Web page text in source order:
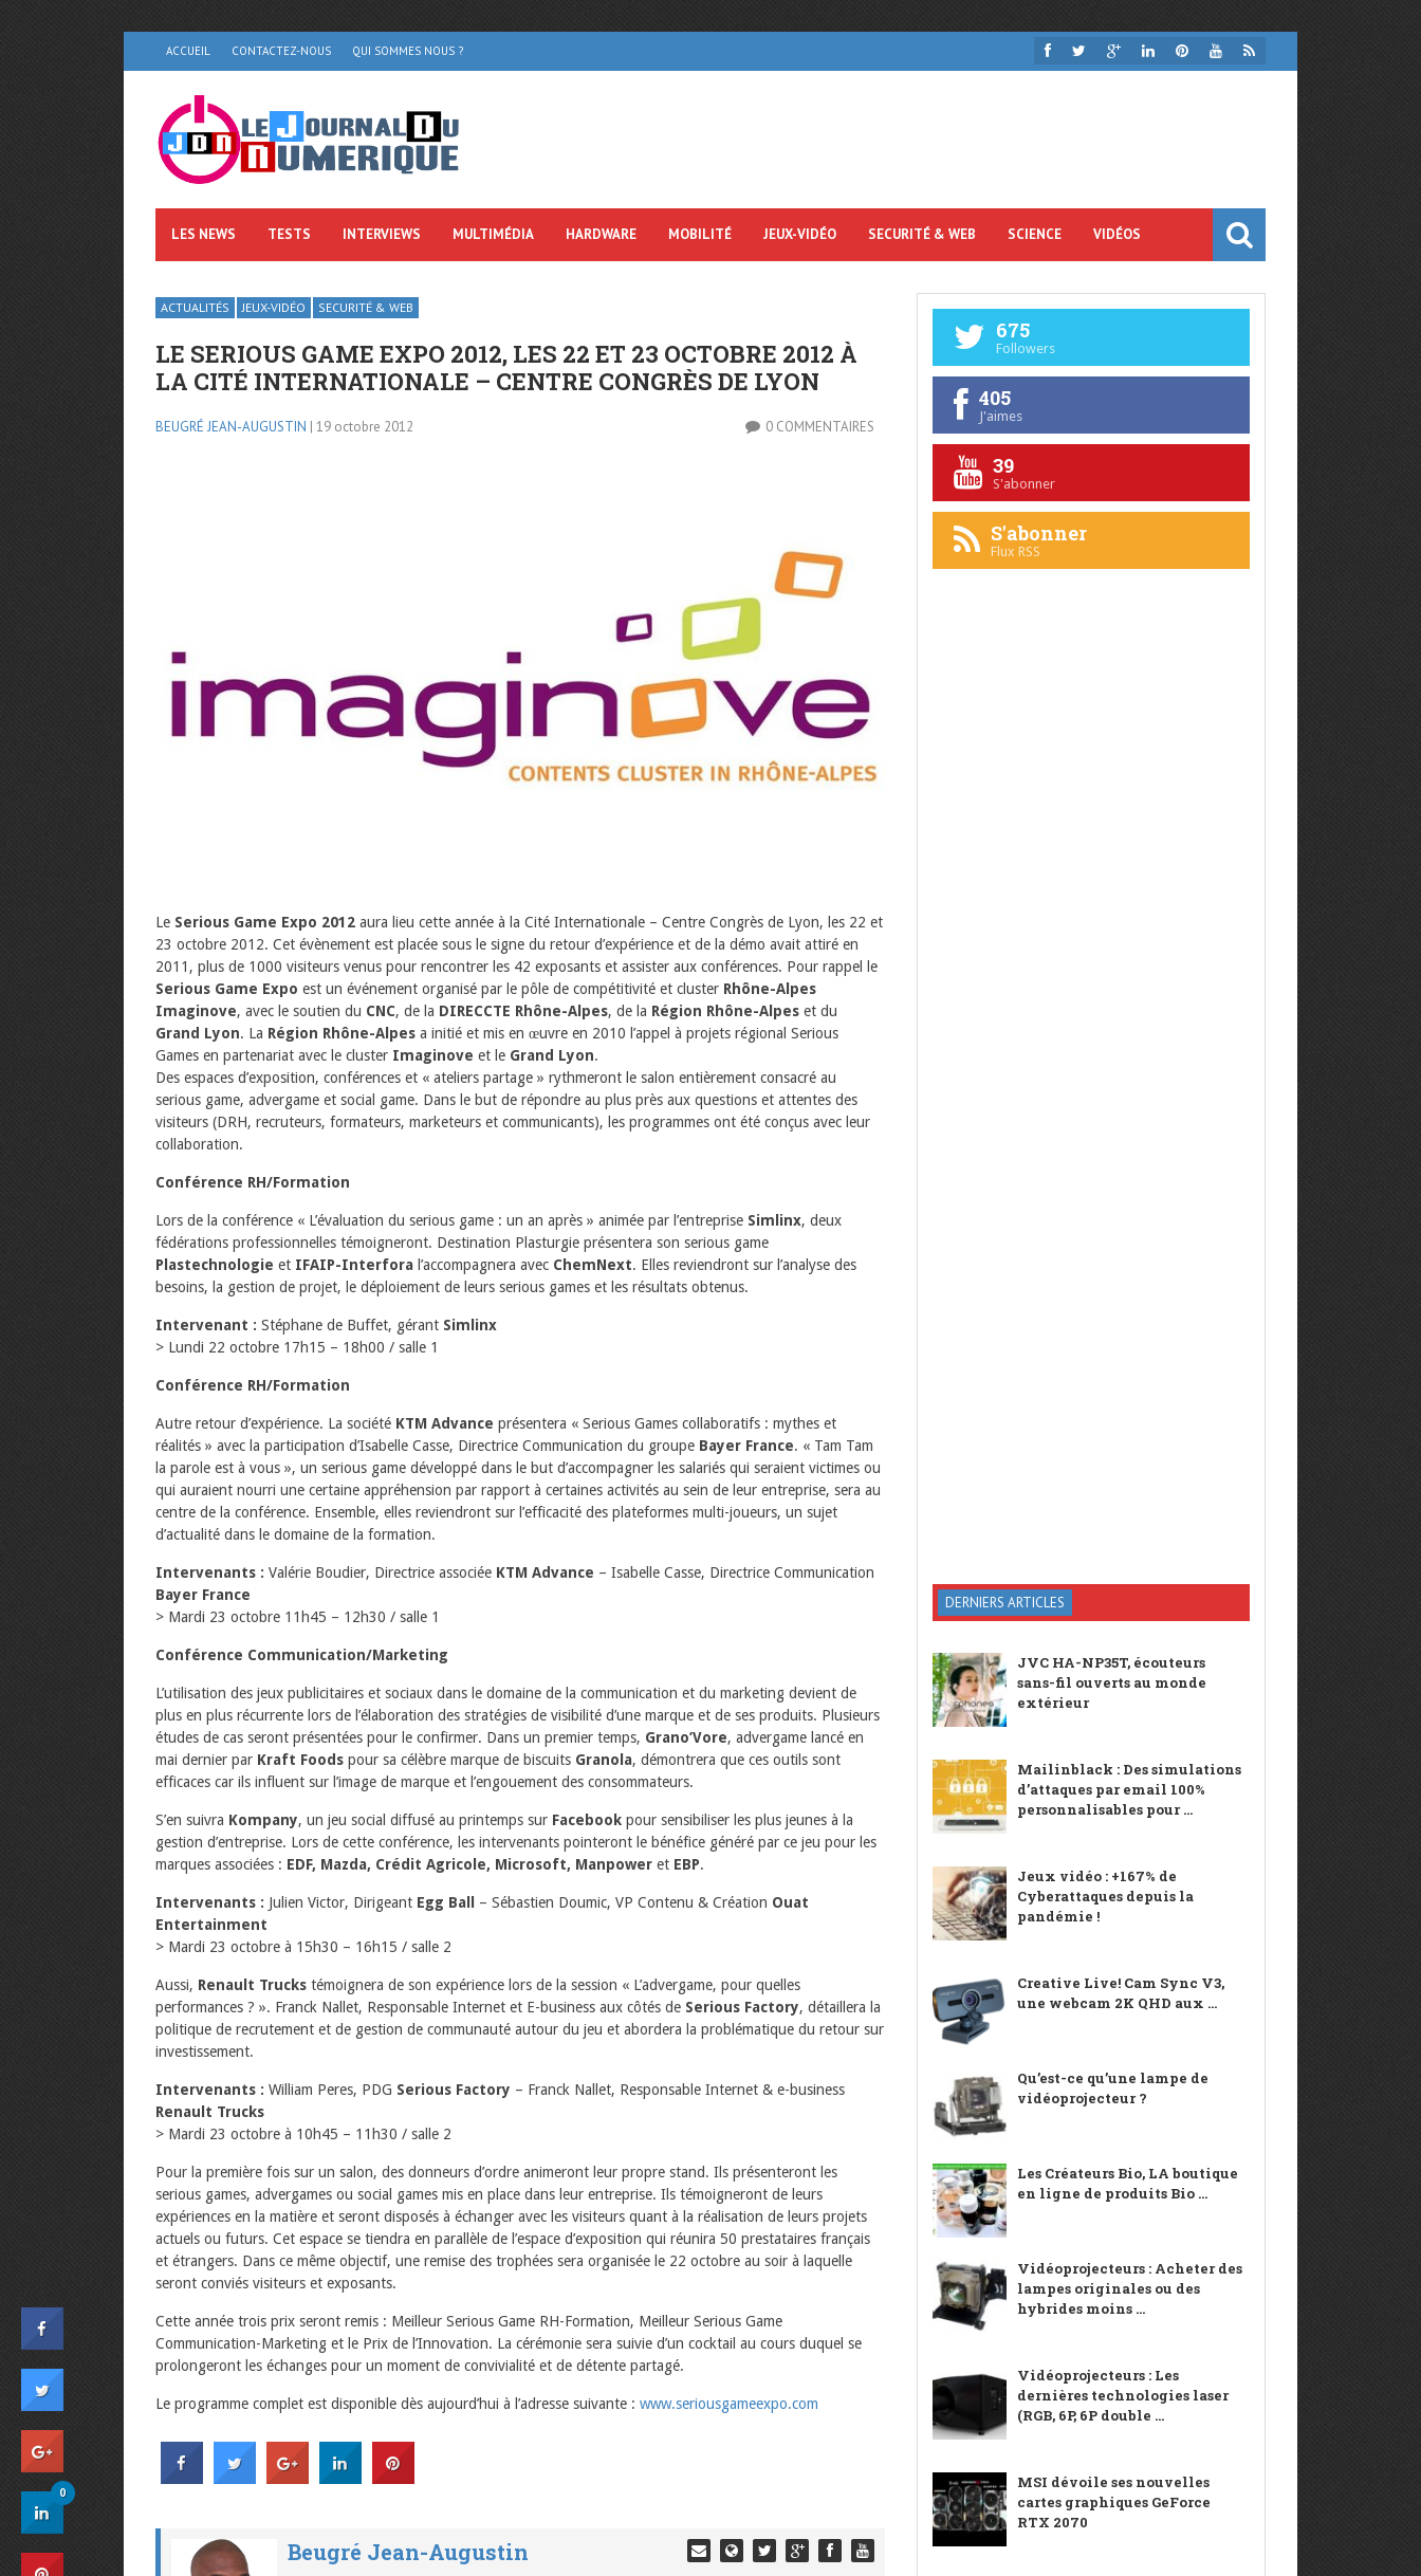
ACCUEIL CONTACTEZ-NOUS QUI SOMMES NOUS ?
LES NEWS TESTS INTERVIEWS MULTIMÉDIA HARDWARE MOBILITÉ JEUX-VIDÉO SECURITÉ & WEB SCIENCE VIDÉOS
ACTUALITÉS JEUX-VIDÉO SECURITÉ & WEB
LE SERIOUS GAME EXPO 2012, LES 22 ET 23 OCTOBRE 2012 À
LA CITÉ INTERNATIONALE – CENTRE CONGRÈS DE LYON
BEUGRÉ JEAN-AUGUSTIN | 19 octobre 2012 0 COMMENTAIRES
Le Serious Game Expo 2012 aura lieu cette année à la Cité Internationale – Centre Congrès de Lyon, les 22 et
23 octobre 2012. Cet évènement est placée sous le signe du retour d’expérience et de la démo avait attiré en
2011, plus de 1000 visiteurs venus pour rencontrer les 42 exposants et assister aux conférences. Pour rappel le
Serious Game Expo est un événement organisé par le pôle de compétitivité et cluster Rhône-Alpes
Imaginove, avec le soutien du CNC, de la DIRECCTE Rhône-Alpes, de la Région Rhône-Alpes et du
Grand Lyon. La Région Rhône-Alpes a initié et mis en œuvre en 2010 l’appel à projets régional Serious
Games en partenariat avec le cluster Imaginove et le Grand Lyon.
Des espaces d’exposition, conférences et « ateliers partage » rythmeront le salon entièrement consacré au
serious game, advergame et social game. Dans le but de répondre au plus près aux questions et attentes des
visiteurs (DRH, recruteurs, formateurs, marketeurs et communicants), les programmes ont été conçus avec leur
collaboration.
Conférence RH/Formation
Lors de la conférence « L’évaluation du serious game : un an après » animée par l’entreprise Simlinx, deux
fédérations professionnelles témoigneront. Destination Plasturgie présentera son serious game
Plastechnologie et IFAIP-Interfora l’accompagnera avec ChemNext. Elles reviendront sur l’analyse des
besoins, la gestion de projet, le déploiement de leurs serious games et les résultats obtenus.
Intervenant : Stéphane de Buffet, gérant Simlinx
> Lundi 22 octobre 17h15 – 18h00 / salle 1
Conférence RH/Formation
Autre retour d’expérience. La société KTM Advance présentera « Serious Games collaboratifs : mythes et
réalités » avec la participation d’Isabelle Casse, Directrice Communication du groupe Bayer France. « Tam Tam
la parole est à vous », un serious game développé dans le but d’accompagner les salariés qui seraient victimes ou
qui auraient nourri une certaine appréhension par rapport à certaines activités au sein de leur entreprise, sera au
centre de la conférence. Ensemble, elles reviendront sur l’efficacité des plateformes multi-joueurs, un sujet
d’actualité dans le domaine de la formation.
Intervenants : Valérie Boudier, Directrice associée KTM Advance – Isabelle Casse, Directrice Communication
Bayer France
> Mardi 23 octobre 11h45 – 12h30 / salle 1
Conférence Communication/Marketing
L’utilisation des jeux publicitaires et sociaux dans le domaine de la communication et du marketing devient de
plus en plus récurrente lors de l’élaboration des stratégies de visibilité d’une marque et de ses produits. Plusieurs
études de cas seront présentées pour le confirmer. Dans un premier temps, Grano’Vore, advergame lancé en
mai dernier par Kraft Foods pour sa célèbre marque de biscuits Granola, démontrera que ces outils sont
efficaces car ils influent sur l’image de marque et l’engouement des consommateurs.
S’en suivra Kompany, un jeu social diffusé au printemps sur Facebook pour sensibiliser les plus jeunes à la
gestion d’entreprise. Lors de cette conférence, les intervenants pointeront le bénéfice généré par ce jeu pour les
marques associées : EDF, Mazda, Crédit Agricole, Microsoft, Manpower et EBP.
Intervenants : Julien Victor, Dirigeant Egg Ball – Sébastien Doumic, VP Contenu & Création Ouat
Entertainment
> Mardi 23 octobre à 15h30 – 16h15 / salle 2
Aussi, Renault Trucks témoignera de son expérience lors de la session « L’advergame, pour quelles
performances ? ». Franck Nallet, Responsable Internet et E-business aux côtés de Serious Factory, détaillera la
politique de recrutement et de gestion de communauté autour du jeu et abordera la problématique du retour sur
investissement.
Intervenants : William Peres, PDG Serious Factory – Franck Nallet, Responsable Internet & e-business
Renault Trucks
> Mardi 23 octobre à 10h45 – 11h30 / salle 2
Pour la première fois sur un salon, des donneurs d’ordre animeront leur propre stand. Ils présenteront les
serious games, advergames ou social games mis en place dans leur entreprise. Ils témoigneront de leurs
expériences en la matière et seront disposés à échanger avec les visiteurs quant à la réalisation de leurs projets
actuels ou futurs. Cet espace se tiendra en parallèle de l’espace d’exposition qui réunira 50 prestataires français
et étrangers. Dans ce même objectif, une remise des trophées sera organisée le 22 octobre au soir à laquelle
seront conviés visiteurs et exposants.
Cette année trois prix seront remis : Meilleur Serious Game RH-Formation, Meilleur Serious Game
Communication-Marketing et le Prix de l’Innovation. La cérémonie sera suivie d’un cocktail au cours duquel se
prolongeront les échanges pour un moment de convivialité et de détente partagé.
Le programme complet est disponible dès aujourd’hui à l’adresse suivante : www.seriousgameexpo.com
Beugré Jean-Augustin
675
Followers
405
J'aimes
39
S'abonner
S'abonner
Flux RSS
DERNIERS ARTICLES
JVC HA-NP35T, écouteurs
sans-fil ouverts au monde
extérieur
Mailinblack : Des simulations
d’attaques par email 100%
personnalisables pour ...
Jeux vidéo : +167% de
Cyberattaques depuis la
pandémie !
Creative Live! Cam Sync V3,
une webcam 2K QHD aux ...
Qu’est-ce qu’une lampe de
vidéoprojecteur ?
Les Créateurs Bio, LA boutique
en ligne de produits Bio ...
Vidéoprojecteurs : Acheter des
lampes originales ou des
hybrides moins ...
Vidéoprojecteurs : Les
dernières technologies laser
(RGB, 6P, 6P double ...
MSI dévoile ses nouvelles
cartes graphiques GeForce
RTX 2070
0